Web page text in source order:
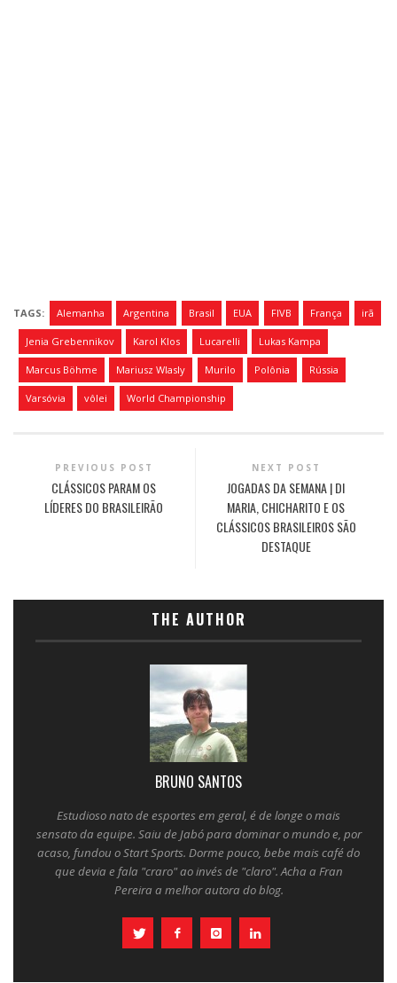
TAGS: Alemanha Argentina Brasil EUA FIVB França irã
Jenia Grebennikov Karol Klos Lucarelli Lukas Kampa
Marcus Böhme Mariusz Wlasly Murilo Polônia Rússia
Varsóvia vôlei World Championship
PREVIOUS POST
CLÁSSICOS PARAM OS
LÍDERES DO BRASILEIRÃO
NEXT POST
JOGADAS DA SEMANA | DI
MARIA, CHICHARITO E OS
CLÁSSICOS BRASILEIROS SÃO
DESTAQUE
THE AUTHOR
BRUNO SANTOS
Estudioso nato de esportes em geral, é de longe o mais
sensato da equipe. Saiu de Jabó para dominar o mundo e, por
acaso, fundou o Start Sports. Dorme pouco, bebe mais café do
que devia e fala "craro" ao invés de "claro". Acha a Fran
Pereira a melhor autora do blog.